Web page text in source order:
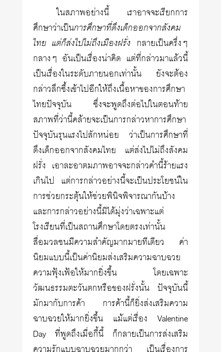
ในสภาพอย่างนี้ เราอาจจะเรียกการ
ศึกษาว่าเป็นการศึกษาที่ดึงเด็กออกจากสังคม
ไทย แต่ก็ส่งไปไม่ถึงเมืองฝรั่ง กลายเป็นครึ่งๆ
กลางๆ อันเป็นเรื่องน่าคิด แต่ที่กล่าวมาแล้วนี้
เป็นเรื่องในระดับภายนอกเท่านั้น ยังจะต้อง
กล่าวลึกซึ้งเข้าไปอีกให้ถึงเนื้อหาของการศึกษา
ไทยปัจจุบัน ซึ่งจะพูดถึงต่อไปในตอนท้าย
สภาพที่ว่านี้คล้ายจะเป็นการกล่าวหาการศึกษา
ปัจจุบันรุนแรงไปสักหน่อย ว่าเป็นการศึกษาที่
ดึงเด็กออกจากสังคมไทย แต่ส่งไปไม่ถึงสังคม
ฝรั่ง เอาละอาตมภาพอาจจะกล่าวคำนี้ร้ายแรง
เกินไป แต่การกล่าวอย่างนี้จะเป็นประโยชน์ใน
การช่วยกระตุ้นให้ช่วยพินิจพิจารณากันบ้าง
และการกล่าวอย่างนี้มิได้มุ่งว่าเฉพาะแต่
โรงเรียนที่เป็นสถานศึกษาโดยตรงเท่านั้น
สื่อมวลชนมีความสำคัญมากมายทีเดียว ค่า
นิยมแบบนี้เป็นค่านิยมส่งเสริมความฉาบฉวย
ความฟุ้งเฟ้อให้มากยิ่งขึ้น โดยเฉพาะ
วัฒนธรรมตะวันตกหรือของฝรั่งนั้น ปัจจุบันนี้
มักมากับการค้า การค้านี้ก็ยิ่งส่งเสริมความ
ฉาบฉวยให้มากยิ่งขึ้น แม้แต่เรื่อง Valentine
Day ที่พูดถึงเมื่อกี้นี้ ก็กลายเป็นการส่งเสริม